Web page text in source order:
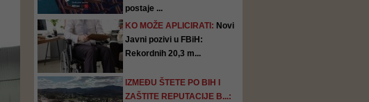
postaje ...
KO MOŽE APLICIRATI: Novi
Javni pozivi u FBiH:
Rekordnih 20,3 m...
IZMEĐU ŠTETE PO BIH I
ZAŠTITE REPUTACIJE B...: